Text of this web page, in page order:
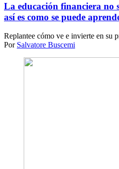
La educación financiera no
así es como se puede
Replantee cómo ve e invierte en su
Por Salvatore Buscemi